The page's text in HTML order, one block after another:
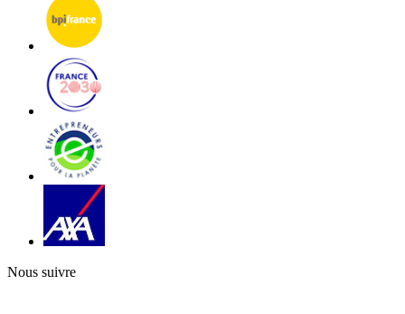
Nous suivre